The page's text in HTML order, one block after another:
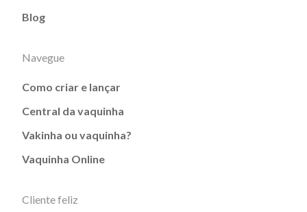
Blog
Navegue
Como criar e lançar
Central da vaquinha
Vakinha ou vaquinha?
Vaquinha Online
Cliente feliz